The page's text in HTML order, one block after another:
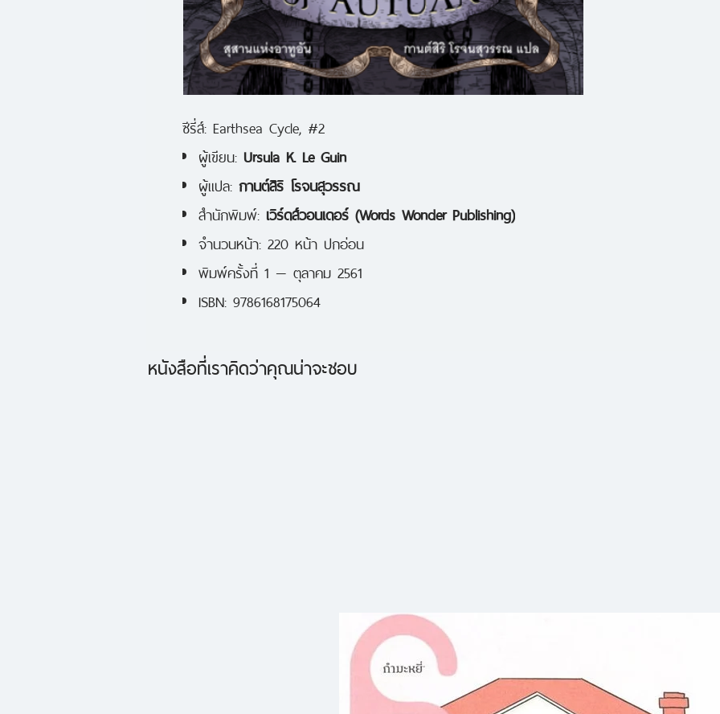
ซีรี่ส์: Earthsea Cycle, #2
ผู้เขียน: Ursula K. Le Guin
ผู้แปล: กานต์สิริ โรจนสุวรรณ
สำนักพิมพ์: เวิร์ดส์วอนเดอร์ (Words Wonder Publishing)
จำนวนหน้า: 220 หน้า ปกอ่อน
พิมพ์ครั้งที่ 1 — ตุลาคม 2561
ISBN: 9786168175064
หนังสือที่เราคิดว่าคุณน่าจะชอบ